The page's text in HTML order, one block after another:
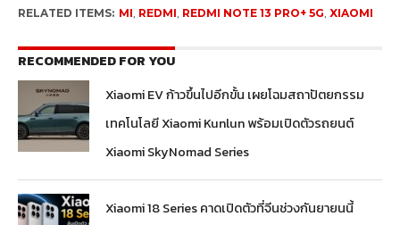
RELATED ITEMS: MI REDMI REDMI NOTE 13 PRO+ 5G XIAOMI
RECOMMENDED FOR YOU
Xiaomi EV ก้าวขึ้นไปอีกขั้น เผยโฉมสถาปัตยกรรม
เทคโนโลยี Xiaomi Kunlun พร้อมเปิดตัวรถยนต์
Xiaomi SkyNomad Series
Xiaomi 18 Series คาดเปิดตัวที่จีนช่วงกันยายนนี้